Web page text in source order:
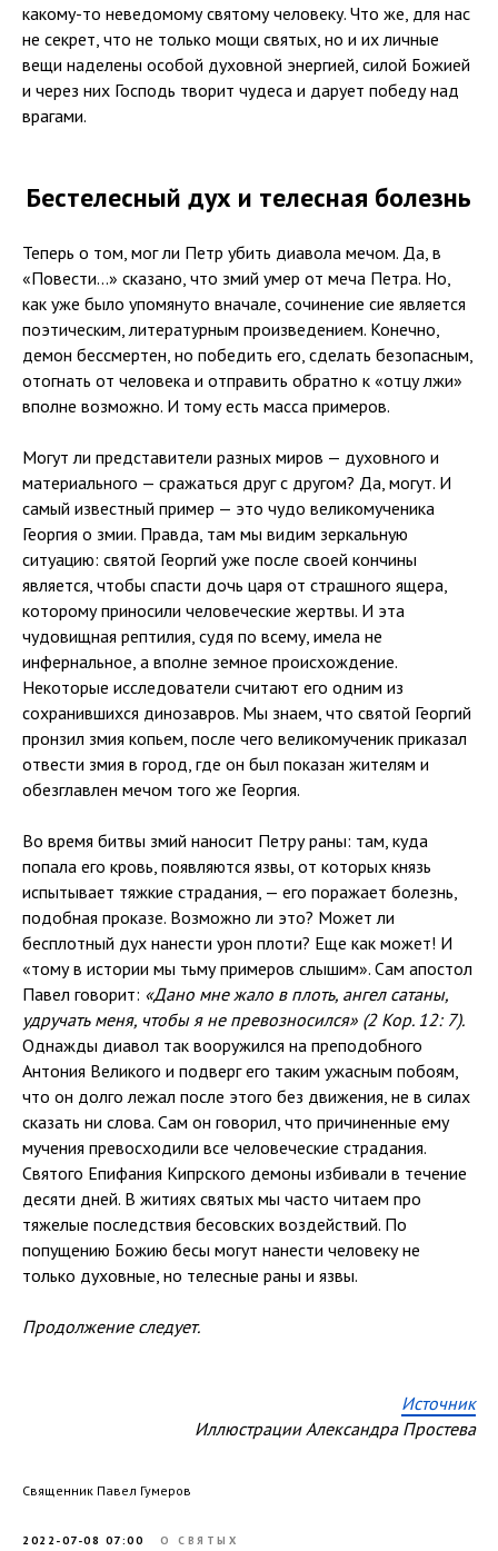
какому-то неведомому святому человеку. Что же, для нас
не секрет, что не только мощи святых, но и их личные
вещи наделены особой духовной энергией, силой Божией
и через них Господь творит чудеса и дарует победу над
врагами.
Бестелесный дух и телесная болезнь
Теперь о том, мог ли Петр убить диавола мечом. Да, в
«Повести…» сказано, что змий умер от меча Петра. Но,
как уже было упомянуто вначале, сочинение сие является
поэтическим, литературным произведением. Конечно,
демон бессмертен, но победить его, сделать безопасным,
отогнать от человека и отправить обратно к «отцу лжи»
вполне возможно. И тому есть масса примеров.
Могут ли представители разных миров — духовного и
материального — сражаться друг с другом? Да, могут. И
самый известный пример — это чудо великомученика
Георгия о змии. Правда, там мы видим зеркальную
ситуацию: святой Георгий уже после своей кончины
является, чтобы спасти дочь царя от страшного ящера,
которому приносили человеческие жертвы. И эта
чудовищная рептилия, судя по всему, имела не
инфернальное, а вполне земное происхождение.
Некоторые исследователи считают его одним из
сохранившихся динозавров. Мы знаем, что святой Георгий
пронзил змия копьем, после чего великомученик приказал
отвести змия в город, где он был показан жителям и
обезглавлен мечом того же Георгия.
Во время битвы змий наносит Петру раны: там, куда
попала его кровь, появляются язвы, от которых князь
испытывает тяжкие страдания, — его поражает болезнь,
подобная проказе. Возможно ли это? Может ли
бесплотный дух нанести урон плоти? Еще как может! И
«тому в истории мы тьму примеров слышим». Сам апостол
Павел говорит: «Дано мне жало в плоть, ангел сатаны,
удручать меня, чтобы я не превозносился» (2 Кор. 12: 7).
Однажды диавол так вооружился на преподобного
Антония Великого и подверг его таким ужасным побоям,
что он долго лежал после этого без движения, не в силах
сказать ни слова. Сам он говорил, что причиненные ему
мучения превосходили все человеческие страдания.
Святого Епифания Кипрского демоны избивали в течение
десяти дней. В житиях святых мы часто читаем про
тяжелые последствия бесовских воздействий. По
попущению Божию бесы могут нанести человеку не
только духовные, но телесные раны и язвы.
Продолжение следует.
Источник
Иллюстрации Александра Простева
Священник Павел Гумеров
2022-07-08 07:00 О СВЯТЫХ